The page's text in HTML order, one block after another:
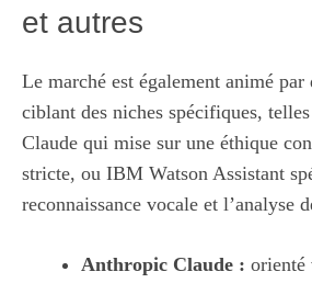
et autres
Le marché est également animé
ciblant des niches spécifiques,
Claude qui mise sur une éthique
stricte, ou IBM Watson Assistant
reconnaissance vocale et l’analyse
Anthropic Claude : orienté